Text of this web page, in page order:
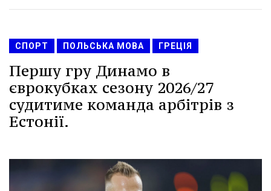
СПОРТ ПОЛЬСЬКА МОВА ГРЕЦІЯ
Першу гру Динамо в
єврокубках сезону 2026/27
судитиме команда арбітрів з
Естонії.